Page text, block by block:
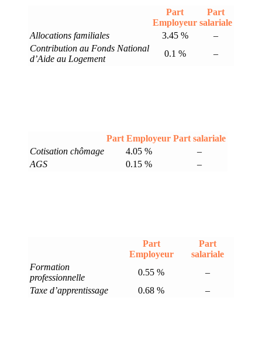
Part
Employeur
Part
salariale
Allocations familiales
3.45 %
–
Contribution au Fonds National
d’Aide au Logement
0.1 % –
Part Employeur Part salariale
Cotisation chômage
4.05 %
–
AGS
0.15 % –
Part
Employeur
Part
salariale
Formation
professionnelle
0.55 %
–
Taxe d’apprentissage
0.68 % –